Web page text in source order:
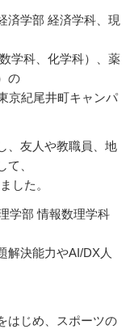
済学部 経済学科、現
学科、化学科）、薬
の
京紀尾井町キャンパ
、友人や教職員、地
、
した。
学部 情報数理学科
解決能力やAI/DX人
はじめ、スポーツの